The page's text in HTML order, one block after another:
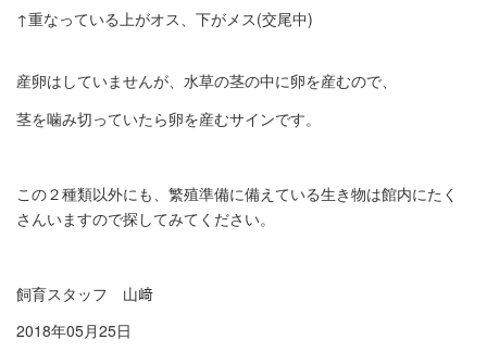
↑重なっている上がオス、下がメス(交尾中)
産卵はしていませんが、 水草の茎の中に卵を産むので、
茎を噛み切っていたら卵を産むサインです。
この２種類以外にも、 繁殖準備に備えている生き物は館内にたく
さんいますので探してみてください。
飼育スタッフ 山﨑
2018年05月25日